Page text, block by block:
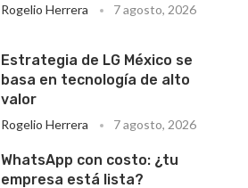
Rogelio Herrera 7 agosto, 2026
Estrategia de LG México se
basa en tecnología de alto
valor
Rogelio Herrera 7 agosto, 2026
WhatsApp con costo: ¿tu
empresa está lista?